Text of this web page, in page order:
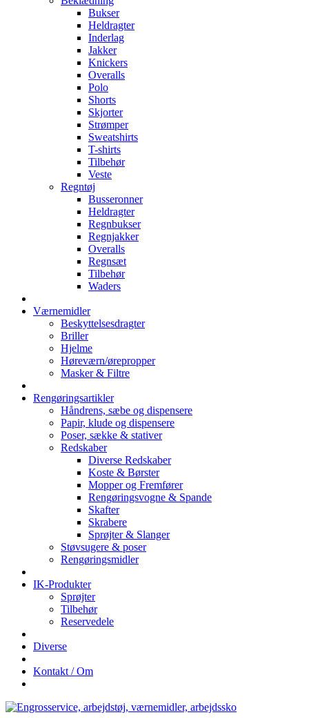
Bukser
Heldragter
Inderlag
Jakker
Knickers
Overalls
Polo
Shorts
Skjorter
Strømper
Sweatshirts
T-shirts
Tilbehør
Veste
Regntøj
Busseronner
Heldragter
Regnbukser
Regnjakker
Overalls
Regnsæt
Tilbehør
Waders
Værnemidler
Beskyttelsesdragter
Briller
Hjelme
Høreværn/ørepropper
Masker & Filtre
Rengøringsartikler
Håndrens, sæbe og dispensere
Papir, klude og dispensere
Poser, sække & stativer
Redskaber
Diverse Redskaber
Koste & Børster
Mopper og Fremfører
Rengøringsvogne & Spande
Skafter
Skrabere
Sprøjter & Slanger
Støvsugere & poser
Rengøringsmidler
IK-Produkter
Sprøjter
Tilbehør
Reservedele
Diverse
Kontakt / Om